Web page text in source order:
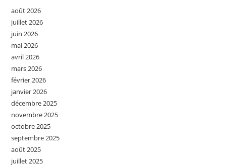
août 2026
juillet 2026
juin 2026
mai 2026
avril 2026
mars 2026
février 2026
janvier 2026
décembre 2025
novembre 2025
octobre 2025
septembre 2025
août 2025
juillet 2025